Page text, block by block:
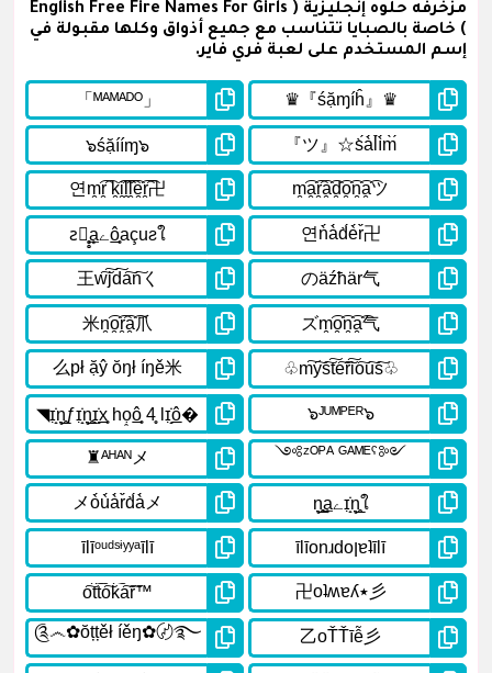
مزخرفه حلوه إنجليزية ( English Free Fire Names For Girls
) خاصة بالصبايا تتناسب مع جميع أذواق وكلها مقبولة في
إسم المستخدم على لعبة فري فاير.